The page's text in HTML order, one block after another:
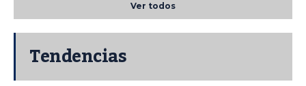
Ver todos
Tendencias